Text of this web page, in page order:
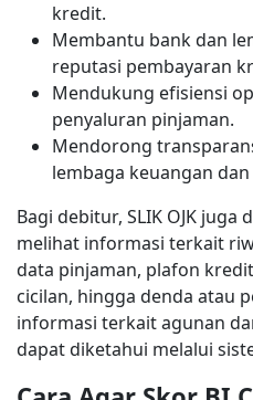
kredit.
Membantu bank dan
reputasi pembayaran
Mendukung efisiensi
penyaluran pinjaman.
Mendorong
lembaga keuangan
Bagi debitur, SLIK OJK
melihat informasi terkait
data pinjaman, plafon
cicilan, hingga denda atau
informasi terkait agunan
dapat diketahui melalui